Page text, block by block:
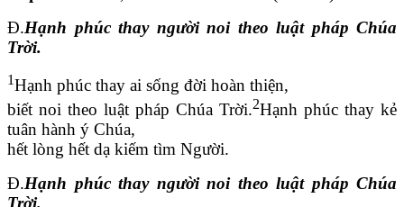
Đ.Hạnh phúc thay người noi theo luật pháp Chúa
Trời.
1Hạnh phúc thay ai sống đời hoàn thiện,
biết noi theo luật pháp Chúa Trời.2Hạnh phúc thay kẻ
tuân hành ý Chúa,
hết lòng hết dạ kiếm tìm Người.
Đ.Hạnh phúc thay người noi theo luật pháp Chúa
Trời.